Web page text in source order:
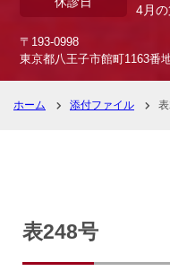
4月
〒193-0998
東京都八王子市館町1163番
ホーム 添付ファイル
表248号